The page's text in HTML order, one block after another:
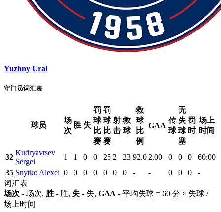
Yuzhny Ural
守门员词汇表
球员
场
次
胜 失
罚
球
比
赛
罚
球
比
赛
射
击
救
球
救
球
比
例
GAA
传
球
无
失
球
塞
罚
时
场上
时间
32
Kudryavtsev
Sergei
1 1 0 0 25 2 23 92.0 2.00 0 0 0
60:00
35 Snytko Alexei 0 0 0 0 0 0 0 - - 0 0 0
-
词汇表
场次 - 场次, 胜 - 胜, 失 - 失, GAA - 平均失球 = 60 分 × 失球 /
场上时间